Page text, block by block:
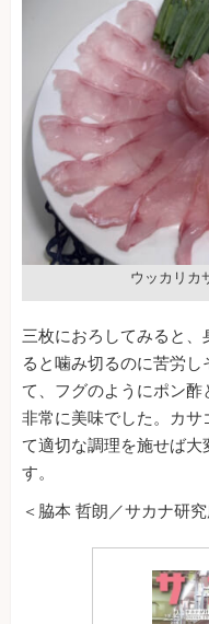
ウッカリカ
三枚におろしてみると
ると噛み切るのに苦労
て、フグのようにポン酢
非常に美味でした。カサ
て適切な調理を施せば
す。
＜脇本 哲朗／サカナ研究